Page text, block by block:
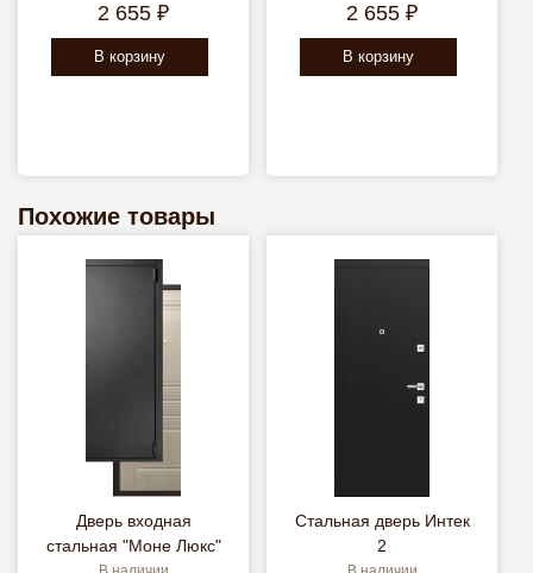
2 655 ₽
В корзину
2 655 ₽
В корзину
Похожие товары
Дверь входная
стальная "Моне Люкс"
Стальная дверь Интек
2